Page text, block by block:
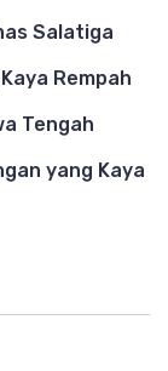
Salatiga
Rempah
Tengah
yang Kaya